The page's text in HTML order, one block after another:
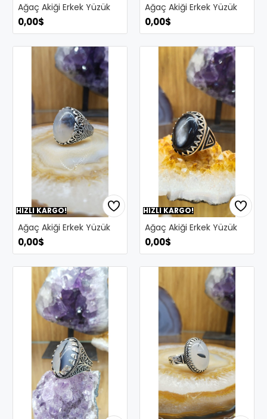
Ağaç Akiği Erkek Yüzük
0,00$
Ağaç Akiği Erkek Yüzük
0,00$
HIZLI KARGO!
Ağaç Akiği Erkek Yüzük
0,00$
HIZLI KARGO!
Ağaç Akiği Erkek Yüzük
0,00$